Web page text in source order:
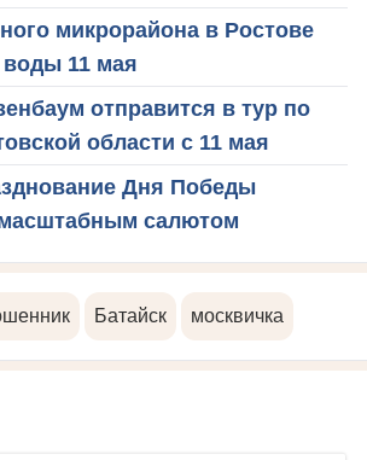
микрорайона в Ростове
воды 11 мая
отправится в тур по
области с 11 мая
Дня Победы
салютом
Батайск москвичка